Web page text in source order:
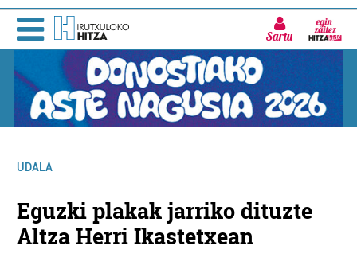
Sartu
UDALA
Eguzki plakak jarriko dituzte
Altza Herri Ikastetxean